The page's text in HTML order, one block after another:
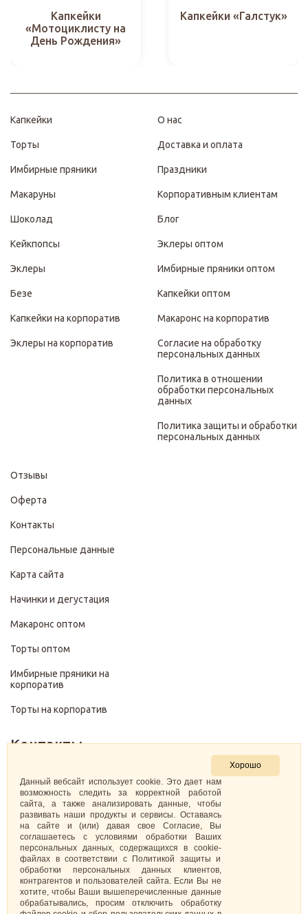
Капкейки
«Мотоциклисту на
День Рождения»
Капкейки «Галстук»
Капкейки
Торты
Имбирные пряники
Макаруны
Шоколад
Кейкпопсы
Эклеры
Безе
Капкейки на корпоратив
Эклеры на корпоратив
О нас
Доставка и оплата
Праздники
Корпоративным клиентам
Блог
Эклеры оптом
Имбирные пряники оптом
Капкейки оптом
Макаронс на корпоратив
Согласие на обработку
персональных данных
Политика в отношении
обработки персональных
данных
Политика защиты и обработки
персональных данных
Отзывы
Оферта
Контакты
Персональные данные
Карта сайта
Начинки и дегустация
Макаронс оптом
Торты оптом
Имбирные пряники на
корпоратив
Торты на корпоратив
Контакты
+7 (499) 322-28-29
pirojenka.rf@gmail.com
Москва, Павелецкая набережная 10к1
ИНН: 773575794220
Самозанятая Кретова Анастасия Юрьевна
Хорошо
Данный вебсайт использует cookie. Это дает нам
возможность следить за корректной работой
сайта, а также анализировать данные, чтобы
развивать наши продукты и сервисы. Оставаясь
на сайте и (или) давая свое Согласие, Вы
соглашаетесь с условиями обработки Ваших
персональных данных, содержащихся в cookie-
файлах в соответствии с Политикой защиты и
обработки персональных данных клиентов,
контрагентов и пользователей сайта. Если Вы не
хотите, чтобы Ваши вышеперечисленные данные
обрабатывались, просим отключить обработку